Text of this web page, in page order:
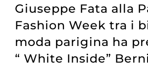
Giuseppe Fata alla
Fashion Week tra i
moda parigina ha
“ White Inside”